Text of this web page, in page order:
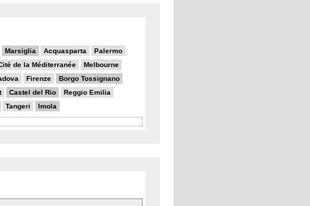
Marsiglia Acquasparta Palermo
de la Méditerranée Melbourne
Firenze Borgo Tossignano
Castel del Rio Reggio Emilia
Tangeri Imola